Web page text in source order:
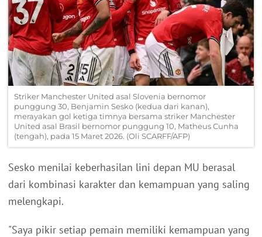
Striker Manchester United asal Slovenia bernomor
punggung 30, Benjamin Sesko (kedua dari kanan),
merayakan gol ketiga timnya bersama striker Manchester
United asal Brasil bernomor punggung 10, Matheus Cunha
(tengah), pada 15 Maret 2026. (Oli SCARFF/AFP)
Sesko menilai keberhasilan lini depan MU berasal
dari kombinasi karakter dan kemampuan yang saling
melengkapi.
"Saya pikir setiap pemain memiliki kemampuan yang